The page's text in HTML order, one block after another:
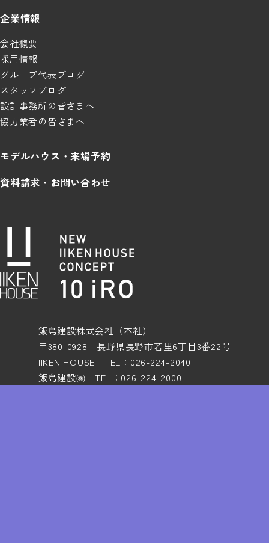
企業情報
会社概要
採用情報
グループ代表ブログ
スタッフブログ
設計事務所の皆さまへ
協力業者の皆さまへ
モデルハウス・来場予約
資料請求・お問い合わせ
飯島建設株式会社（本社）
〒380-0928 長野県長野市若里6丁目3番22号
IIKEN HOUSE TEL：026-224-2040
飯島建設㈱ TEL：026-224-2000